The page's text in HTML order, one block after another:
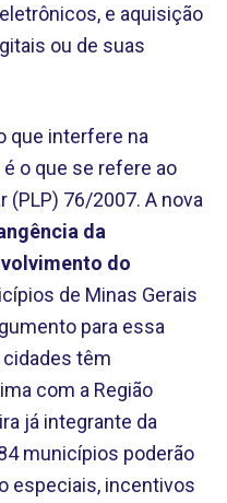
e aquisição
ou de suas
que interfere na
o que se refere ao
(PLP) 76/2007. A nova
da
do
de Minas Gerais
para essa
têm
com a Região
já integrante da
municípios poderão
especiais, incentivos